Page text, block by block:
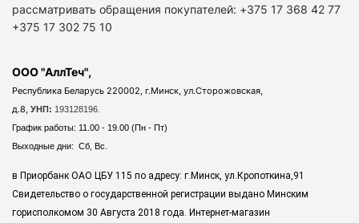
рассматривать обращения покупателей: +375 17 368 42 77
+375 17 302 75 10
ООО "АллТеч",
Республика Беларусь 220002, г.Минск, ул.Сторожовская,
д.8, УНП: 193128196.
График работы: 11.00 - 19.00 (Пн - Пт)
Выходные дни: Сб, Вс.
в Приорбанк ОАО ЦБУ 115 по адресу: г.Минск, ул.Кропоткина,91
Свидетельство о государственной регистрации выдано Минским
горисполкомом 30 Августа 2018 года. Интернет-магазин